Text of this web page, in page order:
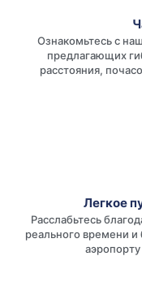
Ознакомьтесь с
предлагающих
расстояния,
Легкое
Расслабьтесь
реального времени